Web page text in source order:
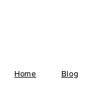
Home Blog